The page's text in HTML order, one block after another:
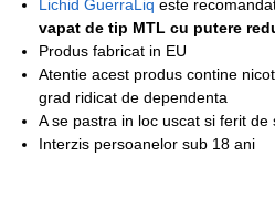
Lichid GuerraLiq este
vapat de tip MTL cu putere
Produs fabricat in EU
Atentie acest produs contine
grad ridicat de dependenta
A se pastra in loc uscat si ferit de
Interzis persoanelor sub 18 ani